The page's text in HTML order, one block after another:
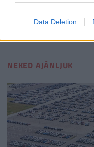
Data Deletion
tanulni a
NEKED AJÁNLJUK